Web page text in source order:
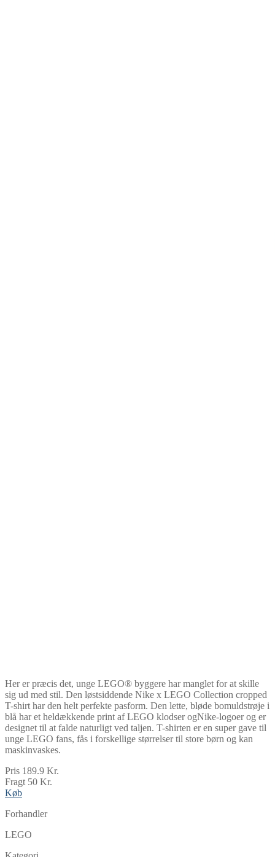
Her er præcis det, unge LEGO® byggere har manglet for at skille
sig ud med stil. Den løstsiddende Nike x LEGO Collection cropped
T-shirt har den helt perfekte pasform. Den lette, bløde bomuldstrøje i
blå har et heldækkende print af LEGO klodser ogNike-logoer og er
designet til at falde naturligt ved taljen. T-shirten er en super gave til
unge LEGO fans, fås i forskellige størrelser til store børn og kan
maskinvaskes.
Pris 189.9 Kr.
Fragt 50 Kr.
Køb
Forhandler
LEGO